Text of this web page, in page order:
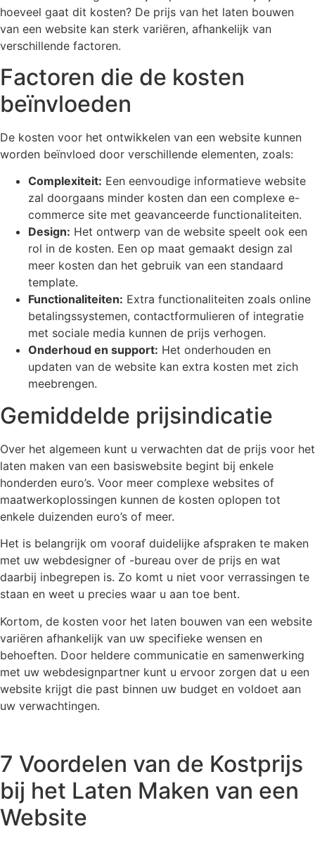
hoeveel gaat dit kosten? De prijs van het laten bouwen
van een website kan sterk variëren, afhankelijk van
verschillende factoren.
Factoren die de kosten
beïnvloeden
De kosten voor het ontwikkelen van een website kunnen
worden beïnvloed door verschillende elementen, zoals:
Complexiteit: Een eenvoudige informatieve website
zal doorgaans minder kosten dan een complexe e-
commerce site met geavanceerde functionaliteiten.
Design: Het ontwerp van de website speelt ook een
rol in de kosten. Een op maat gemaakt design zal
meer kosten dan het gebruik van een standaard
template.
Functionaliteiten: Extra functionaliteiten zoals online
betalingssystemen, contactformulieren of integratie
met sociale media kunnen de prijs verhogen.
Onderhoud en support: Het onderhouden en
updaten van de website kan extra kosten met zich
meebrengen.
Gemiddelde prijsindicatie
Over het algemeen kunt u verwachten dat de prijs voor het
laten maken van een basiswebsite begint bij enkele
honderden euro’s. Voor meer complexe websites of
maatwerkoplossingen kunnen de kosten oplopen tot
enkele duizenden euro’s of meer.
Het is belangrijk om vooraf duidelijke afspraken te maken
met uw webdesigner of -bureau over de prijs en wat
daarbij inbegrepen is. Zo komt u niet voor verrassingen te
staan en weet u precies waar u aan toe bent.
Kortom, de kosten voor het laten bouwen van een website
variëren afhankelijk van uw specifieke wensen en
behoeften. Door heldere communicatie en samenwerking
met uw webdesignpartner kunt u ervoor zorgen dat u een
website krijgt die past binnen uw budget en voldoet aan
uw verwachtingen.
7 Voordelen van de Kostprijs
bij het Laten Maken van een
Website